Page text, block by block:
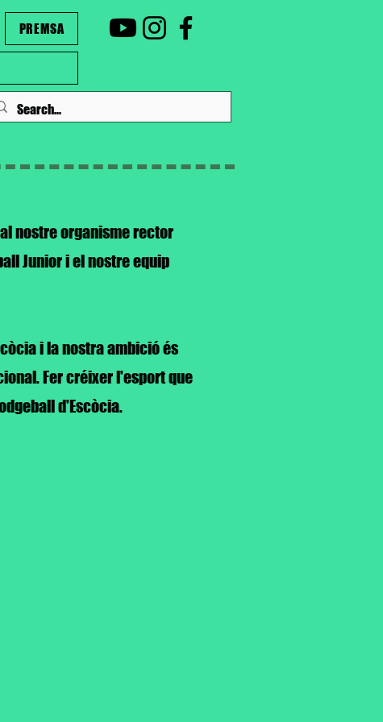
PREMSA
nostre organisme rector
Junior i el nostre equip
i la nostra ambició és
Fer créixer l'esport que
d'Escòcia.